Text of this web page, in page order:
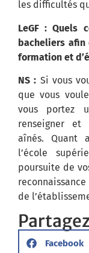
les difficultés
LeGF : Quels
bacheliers afin
formation et
NS : Si vous
que vous
vous portez
renseigner
aînés. Quant
l’école
poursuite de
de
Facebook